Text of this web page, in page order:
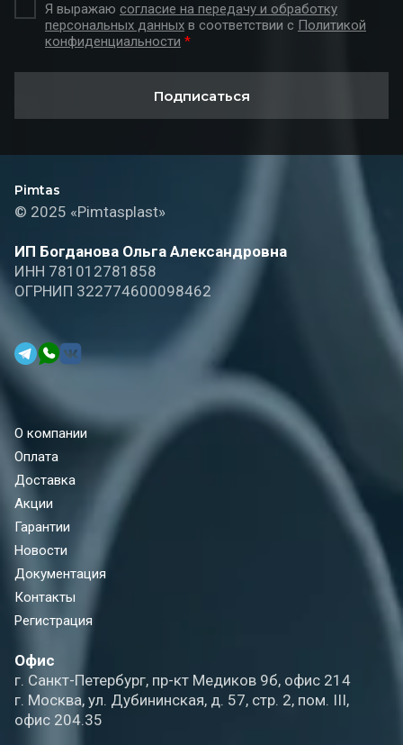
Я выражаю согласие на передачу и обработку
персональных данных в соответствии с Политикой
конфиденциальности *
Подписаться
Pimtas
© 2025 «Pimtasplast»
ИП Богданова Ольга Александровна
ИНН 781012781858
ОГРНИП 322774600098462
О компании
Оплата
Доставка
Акции
Гарантии
Новости
Документация
Контакты
Регистрация
Офис
г. Санкт-Петербург, пр-кт Медиков 9б, офис 214
г. Москва, ул. Дубининская, д. 57, стр. 2, пом. III,
офис 204.35